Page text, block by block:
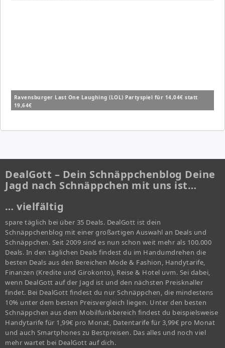
Ravensburger Last One Laughing (LOL) Partyspiel für 14,04€ statt
19,64€
DealGott – Dein Schnäppchenblog Deine
Jagd nach Schnäppchen mit uns ist…
… vielfältig
spare täglich bei über 35 Deals. DealGott ist dein
Schnäppchenblog mit einer großartigen Auswahl an Deals und
Schnäppchen. Seit 2009 sind es nun schon weit mehr als 100.000
Deals. In den täglichen Deals findest du im Handumdrehen die
besten Deals aus den Bereichen Mode & Fashion, Handytarife,
Finanzen (Kredite und Girokonto), Reise & Hotel uvm. Sei dabei,
wenn DealGott auf der Jagd ist und den nächsten Preisknaller
findet. Bei DealGott findest du nur Schnäppchen, die mindestens
10% unter dem besten Preisvergleich liegen. Unter den besten
Schnäppchen aus dem Mobilfunkbereich findest du beispielsweise
Handytarife für 1,99€ pro Monat, Datentarife für 3,99€ pro Monat
und auch Smartphones zu Bestpreisen. Das alles und noch viel
mehr wartet bei DealGott auf dich.